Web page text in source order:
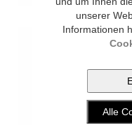
unserer
Informationen